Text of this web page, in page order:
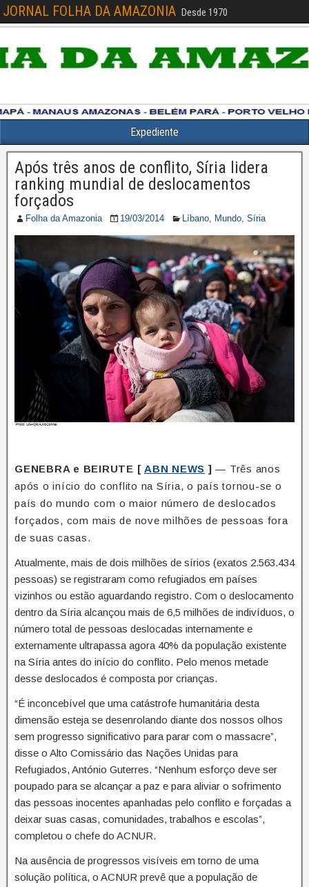
JORNAL FOLHA DA AMAZONIA Desde 1970
Expediente
Após três anos de conflito, Síria lidera
ranking mundial de deslocamentos
forçados
Folha da Amazonia 19/03/2014 Líbano, Mundo, Síria
GENEBRA e BEIRUTE [ ABN NEWS ] — Três anos
após o início do conflito na Síria, o país tornou-se o
país do mundo com o maior número de deslocados
forçados, com mais de nove milhões de pessoas fora
de suas casas.
Atualmente, mais de dois milhões de sírios (exatos 2.563.434
pessoas) se registraram como refugiados em países
vizinhos ou estão aguardando registro. Com o deslocamento
dentro da Síria alcançou mais de 6,5 milhões de indivíduos, o
número total de pessoas deslocadas internamente e
externamente ultrapassa agora 40% da população existente
na Síria antes do início do conflito. Pelo menos metade
desse deslocados é composta por crianças.
“É inconcebível que uma catástrofe humanitária desta
dimensão esteja se desenrolando diante dos nossos olhos
sem progresso significativo para parar com o massacre”,
disse o Alto Comissário das Nações Unidas para
Refugiados, António Guterres. “Nenhum esforço deve ser
poupado para se alcançar a paz e para aliviar o sofrimento
das pessoas inocentes apanhadas pelo conflito e forçadas a
deixar suas casas, comunidades, trabalhos e escolas”,
completou o chefe do ACNUR.
Na ausência de progressos visíveis em torno de uma
solução política, o ACNUR prevê que a população de